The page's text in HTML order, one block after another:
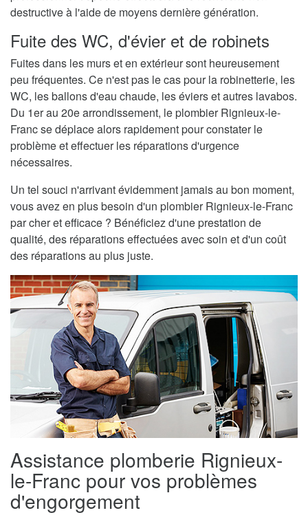
destructive à l'aide de moyens dernière génération.
Fuite des WC, d'évier et de robinets
Fuites dans les murs et en extérieur sont heureusement
peu fréquentes. Ce n'est pas le cas pour la robinetterie, les
WC, les ballons d'eau chaude, les éviers et autres lavabos.
Du 1er au 20e arrondissement, le plombier Rignieux-le-
Franc se déplace alors rapidement pour constater le
problème et effectuer les réparations d'urgence
nécessaires.
Un tel souci n'arrivant évidemment jamais au bon moment,
vous avez en plus besoin d'un plombier Rignieux-le-Franc
par cher et efficace ? Bénéficiez d'une prestation de
qualité, des réparations effectuées avec soin et d'un coût
des réparations au plus juste.
Assistance plomberie Rignieux-
le-Franc pour vos problèmes
d'engorgement